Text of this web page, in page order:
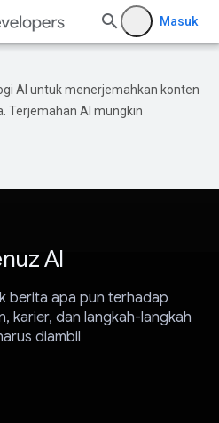
Masuk
AI untuk menerjemahkan konten
Terjemahan AI mungkin
AI
berita apa pun terhadap
karier, dan langkah-langkah
diambil